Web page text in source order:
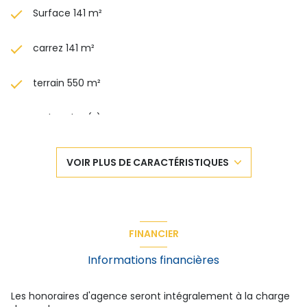
Surface 141 m²
carrez 141 m²
terrain 550 m²
4 chambre(s)
1 salle(s) de bain
cuisine américaine (équipée)
1 garage(s)
VOIR PLUS DE CARACTÉRISTIQUES
FINANCIER
Informations financières
Les honoraires d'agence seront intégralement à la charge